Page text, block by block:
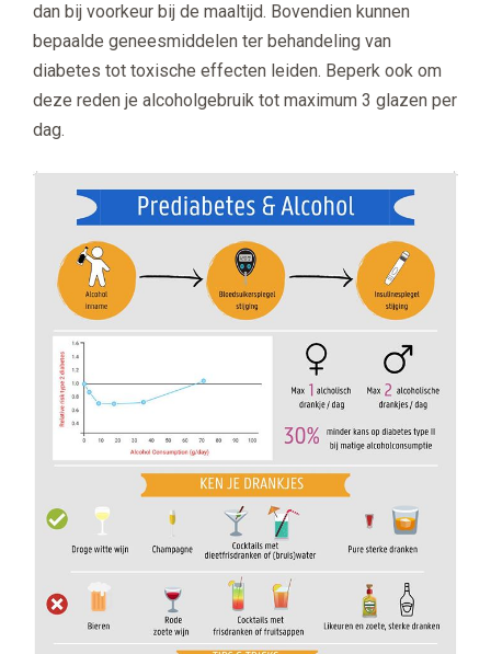
dan bij voorkeur bij de maaltijd. Bovendien kunnen
bepaalde geneesmiddelen ter behandeling van
diabetes tot toxische effecten leiden. Beperk ook om
deze reden je alcoholgebruik tot maximum 3 glazen per
dag.